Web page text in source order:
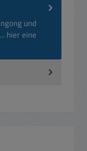
und
hier eine